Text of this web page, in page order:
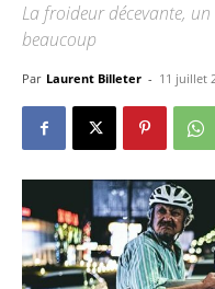
La froideur décevante,
beaucoup
Par Laurent Billeter - 11 juillet